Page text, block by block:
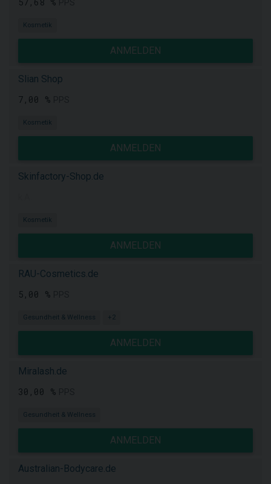
Kosmetik
ANMELDEN
Slian Shop
7,00 %
Kosmetik
ANMELDEN
Skinfactory-Shop.de
Kosmetik
ANMELDEN
RAU-Cosmetics.de
5,00 %
Gesundheit & Wellness +2
ANMELDEN
Miralash.de
30,00 %
Gesundheit & Wellness
ANMELDEN
Australian-Bodycare.de